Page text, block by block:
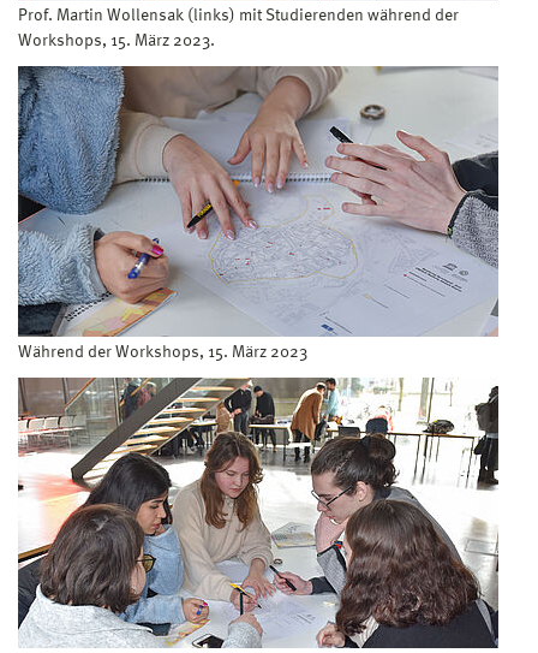
Prof. Martin Wollensak (links) mit Studierenden während der
Workshops, 15. März 2023.
Während der Workshops, 15. März 2023